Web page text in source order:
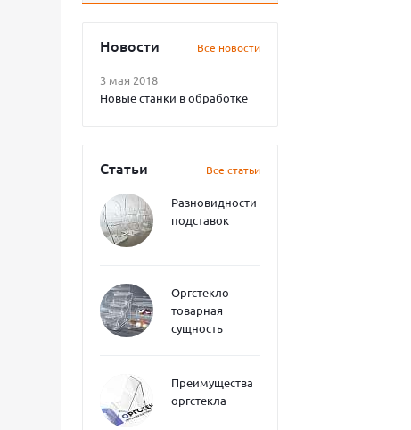
Новости Все новости
3 мая 2018
Новые станки в обработке
Статьи Все статьи
Разновидности
подставок
Оргстекло -
товарная
сущность
Преимущества
оргстекла